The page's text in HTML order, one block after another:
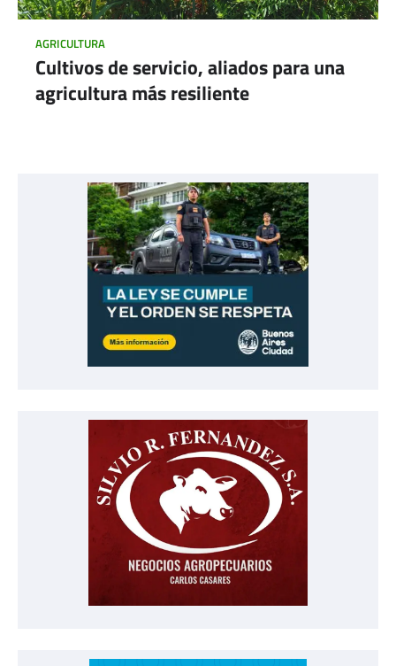
AGRICULTURA
Cultivos de servicio, aliados para una
agricultura más resiliente